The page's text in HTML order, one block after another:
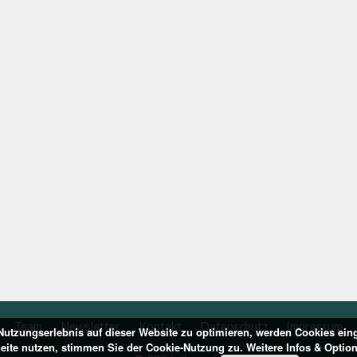
Team Newsletter Kontakt Datenschutz Impressum
auf dieser Website zu optimieren, werden Cookies
nutzen, stimmen Sie der Cookie-Nutzung zu. Weitere Infos &